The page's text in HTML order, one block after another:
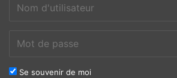
Se souvenir de moi